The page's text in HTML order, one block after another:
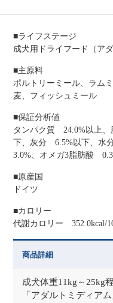
■ライフステージ
成犬用ドライフード（ア
■主原料
ポルトリーミール、ラム
麦、フィッシュミール
■保証分析値
タンパク質 24.0%以上
下、灰分 6.5%以下、水
3.0%、オメガ3脂肪酸
■原産国
ドイツ
■カロリー
代謝カロリー 352.0kcal/
商品詳細
成犬体重11kg～25kg
「アダルトミディア